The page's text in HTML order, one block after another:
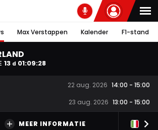
Max Verstappen Kalender F1-stand
13 d 01:09:27
22 aug. 2026 14:00 - 15:00
23 aug. 2026 13:00 - 15:00
MEER INFORMATIE